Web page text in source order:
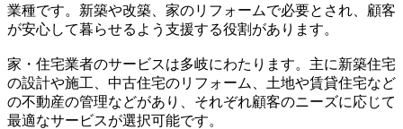
業種です。新築や改築、家のリフォームで必要とされ、顧客
が安心して暮らせるよう支援する役割があります。
家・住宅業者のサービスは多岐にわたります。主に新築住宅
の設計や施工、中古住宅のリフォーム、土地や賃貸住宅など
の不動産の管理などがあり、それぞれ顧客のニーズに応じて
最適なサービスが選択可能です。